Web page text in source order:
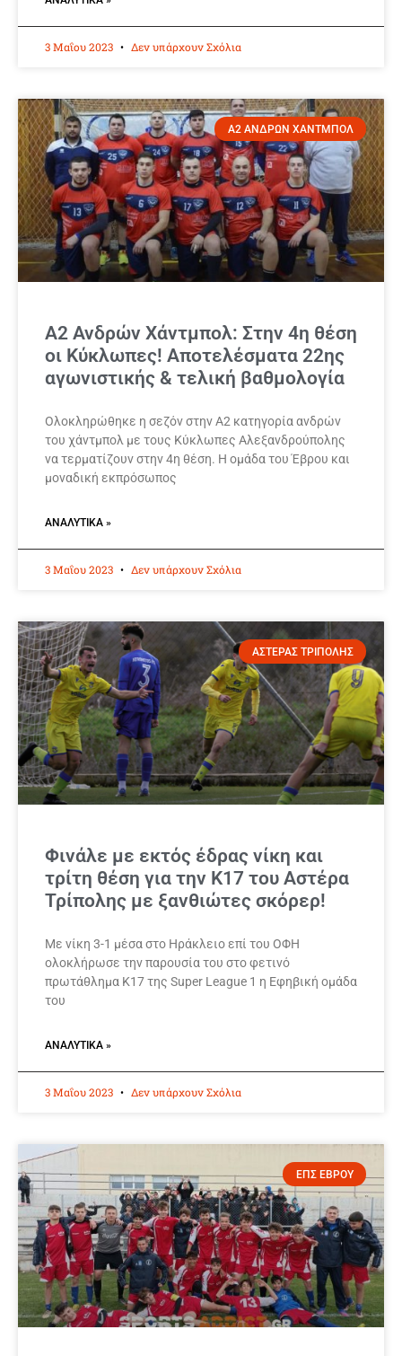
3 Μαΐου 2023 Δεν υπάρχουν Σχόλια
Α2 ΑΝΔΡΩΝ ΧΑΝΤΜΠΟΛ
Α2 Ανδρών Χάντμπολ: Στην 4η θέση
οι Κύκλωπες! Αποτελέσματα 22ης
αγωνιστικής & τελική βαθμολογία
Ολοκληρώθηκε η σεζόν στην Α2 κατηγορία ανδρών
του χάντμπολ με τους Κύκλωπες Αλεξανδρούπολης
να τερματίζουν στην 4η θέση. Η ομάδα του Έβρου και
μοναδική εκπρόσωπος
ΑΝΑΛΥΤΙΚΆ »
3 Μαΐου 2023 Δεν υπάρχουν Σχόλια
ΑΣΤΕΡΑΣ ΤΡΙΠΟΛΗΣ
Φινάλε με εκτός έδρας νίκη και
τρίτη θέση για την Κ17 του Αστέρα
Τρίπολης με ξανθιώτες σκόρερ!
Με νίκη 3-1 μέσα στο Ηράκλειο επί του ΟΦΗ
ολοκλήρωσε την παρουσία του στο φετινό
πρωτάθλημα Κ17 της Super League 1 η Εφηβική ομάδα
του
ΑΝΑΛΥΤΙΚΆ »
3 Μαΐου 2023 Δεν υπάρχουν Σχόλια
ΕΠΣ ΕΒΡΟΥ